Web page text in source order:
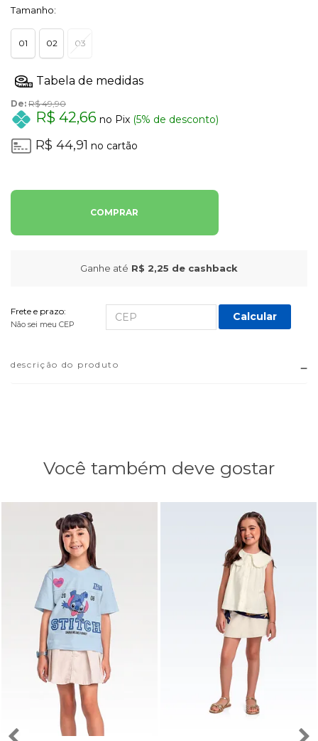
Tamanho:
01 02 03
De: R$ 49,90
R$ 42,66 no Pix (5% de desconto)
R$ 44,91 no cartão
COMPRAR
Ganhe até R$ 2,25 de cashback
Frete e prazo:
Não sei meu CEP
Calcular
descrição do produto
Você também deve gostar